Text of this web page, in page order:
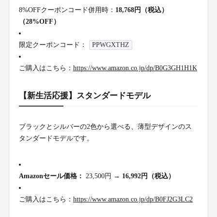
8%OFFクーポンコード併用時： 18,768円（税込）
（28%OFF）
限定クーポンコード： PPWGXTHZ
ご購入はこちら： https://www.amazon.co.jp/dp/B0G3GH1H1K
【新生活応援】スタンダードモデル
ブラックとシルバーの2色から選べる、薄型デザインのス
タンダードモデルです。
Amazonセール価格： 23,500円 → 16,992円（税込）
ご購入はこちら： https://www.amazon.co.jp/dp/B0FJ2G3LC2